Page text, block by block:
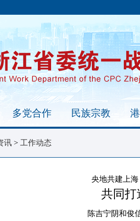
多党合作 民族宗教
讯 > 工作动态
央地共建上
共同打
陈吉宁阴和俊